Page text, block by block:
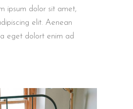
ipsum dolor sit amet,
elit. Aenean
eget dolort enim ad